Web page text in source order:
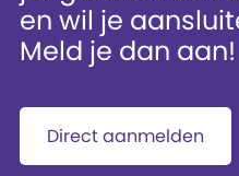
en wil je
Meld je dan aan!
Direct aanmelden